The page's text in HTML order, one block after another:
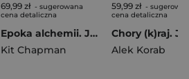
69,99 zł - sugerowana
cena detaliczna
Epoka alchemii. Jak magia stała się nauką
Kit Chapman
59,99 zł -
cena detaliczna
Alek Korab